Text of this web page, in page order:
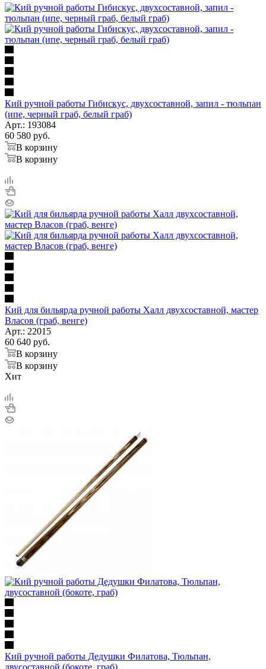
Кий ручной работы Гибискус, двухсоставной, запил - тюльпан
(ипе, черный граб, белый граб)
Арт.: 193084
60 580 руб.
В корзину
В корзину
Кий для бильярда ручной работы Халл двухсоставной, мастер
Власов (граб, венге)
Арт.: 22015
60 640 руб.
В корзину
В корзину
Хит
Кий ручной работы Дедушки Филатова, Тюльпан,
двусоставной (бокоте, граб)